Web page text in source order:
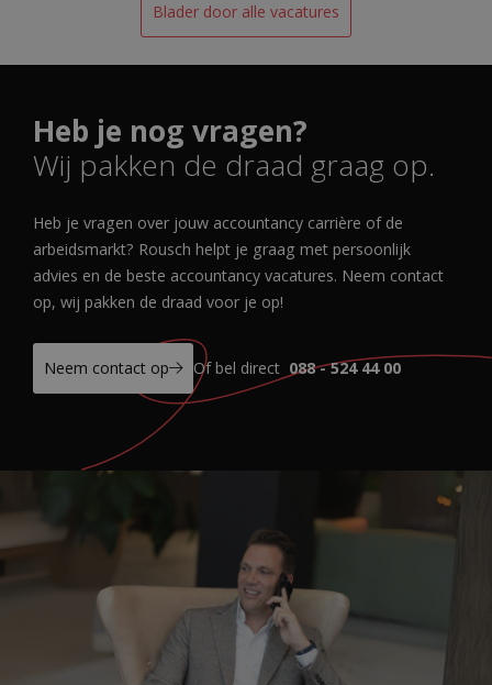
Blader door alle vacatures
Heb je nog vragen?
Wij pakken de draad graag op.
Heb je vragen over jouw accountancy carrière of de
arbeidsmarkt? Rousch helpt je graag met persoonlijk
advies en de beste accountancy vacatures. Neem contact
op, wij pakken de draad voor je op!
Neem contact op Of bel direct 088 - 524 44 00